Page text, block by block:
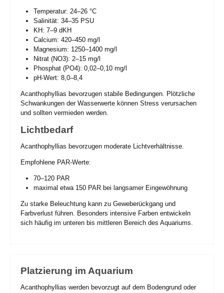
Temperatur: 24–26 °C
Salinität: 34–35 PSU
KH: 7–9 dKH
Calcium: 420–450 mg/l
Magnesium: 1250–1400 mg/l
Nitrat (NO3): 2–15 mg/l
Phosphat (PO4): 0,02–0,10 mg/l
pH-Wert: 8,0–8,4
Acanthophyllias bevorzugen stabile Bedingungen. Plötzliche
Schwankungen der Wasserwerte können Stress verursachen
und sollten vermieden werden.
Lichtbedarf
Acanthophyllias bevorzugen moderate Lichtverhältnisse.
Empfohlene PAR-Werte:
70–120 PAR
maximal etwa 150 PAR bei langsamer Eingewöhnung
Zu starke Beleuchtung kann zu Geweberückgang und
Farbverlust führen. Besonders intensive Farben entwickeln
sich häufig im unteren bis mittleren Bereich des Aquariums.
Platzierung im Aquarium
Acanthophyllias werden bevorzugt auf dem Bodengrund oder